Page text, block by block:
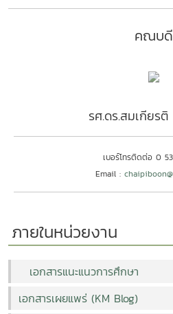
คณบดี
รศ.ดร.สมเกียร
เบอร์โทรติดต่อ 0
Email :
ภายในหน่วยงาน
เอกสารแนะแนวการศึกษา
เอกสารเผยแพร่ (KM Blog)